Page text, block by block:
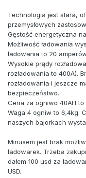
Technologia jest stara,
przemysłowych
Gęstość energetyczna
Możliwość ładowania
ładowania to 20
Wysokie prądy
rozładowania to 400A).
rozładowania i jeszcze
bezpieczeństwo.
Cena za ogniwo 40AH to
Waga 4 ogniw to 6,4kg.
naszych bajorkach
Minusem jest brak
ładowarek. Trzeba
dałem 100 usd za
USD.